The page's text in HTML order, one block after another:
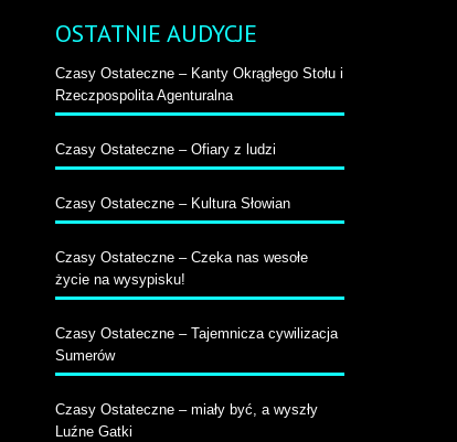
OSTATNIE AUDYCJE
Czasy Ostateczne – Kanty Okrągłego Stołu i
Rzeczpospolita Agenturalna
Czasy Ostateczne – Ofiary z ludzi
Czasy Ostateczne – Kultura Słowian
Czasy Ostateczne – Czeka nas wesołe
życie na wysypisku!
Czasy Ostateczne – Tajemnicza cywilizacja
Sumerów
Czasy Ostateczne – miały być, a wyszły
Luźne Gatki